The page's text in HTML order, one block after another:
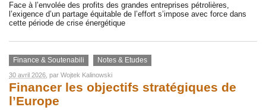
Face à l’envolée des profits des grandes entreprises pétrolières,
l’exigence d’un partage équitable de l’effort s’impose avec force dans
cette période de crise énergétique
Finance & Soutenabili Notes & Etudes
30 avril 2026 , par Wojtek Kalinowski
Financer les objectifs stratégiques de
l’Europe